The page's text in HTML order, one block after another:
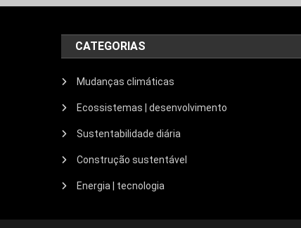
CATEGORIAS
Mudanças climáticas
Ecossistemas | desenvolvimento
Sustentabilidade diária
Construção sustentável
Energia | tecnologia